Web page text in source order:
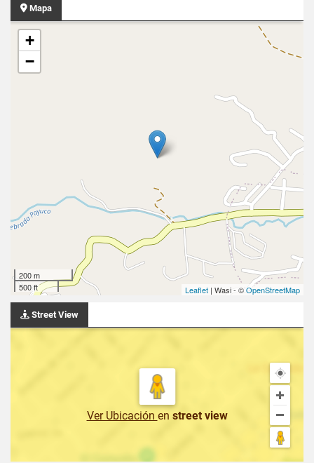
Mapa
+
−
200 m
500 ft
Leaflet | Wasi - ©OpenStreetMap
Street View
Ver Ubicación en street view